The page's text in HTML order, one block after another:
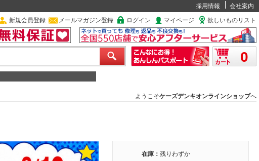
採用情報
会社案内
新規会員登録 メールマガジン登録 ログイン マイページ 欲しいものリスト
0
ようこそケーズデンキオンラインショップへ
在庫： 残りわずか